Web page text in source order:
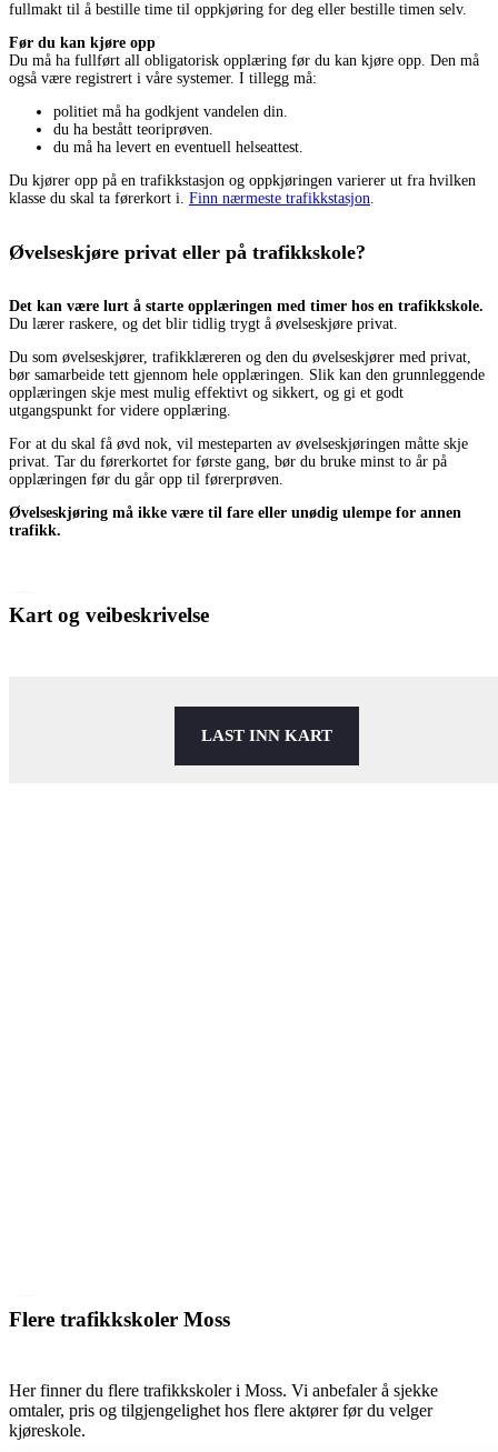
fullmakt til å bestille time til oppkjøring for deg eller bestille timen selv.
Før du kan kjøre opp
Du må ha fullført all obligatorisk opplæring før du kan kjøre opp. Den må
også være registrert i våre systemer. I tillegg må:
politiet må ha godkjent vandelen din.
du ha bestått teoriprøven.
du må ha levert en eventuell helseattest.
Du kjører opp på en trafikkstasjon og oppkjøringen varierer ut fra hvilken
klasse du skal ta førerkort i. Finn nærmeste trafikkstasjon
Øvelseskjøre privat eller på trafikkskole?
Det kan være lurt å starte opplæringen med timer hos en trafikkskole.
Du lærer raskere, og det blir tidlig trygt å øvelseskjøre privat.
Du som øvelseskjører, trafikklæreren og den du øvelseskjører med privat,
bør samarbeide tett gjennom hele opplæringen. Slik kan den grunnleggende
opplæringen skje mest mulig effektivt og sikkert, og gi et godt
utgangspunkt for videre opplæring.
For at du skal få øvd nok, vil mesteparten av øvelseskjøringen måtte skje
privat. Tar du førerkortet for første gang, bør du bruke minst to år på
opplæringen før du går opp til førerprøven.
Øvelseskjøring må ikke være til fare eller unødig ulempe for annen
trafikk.
Kart og veibeskrivelse
LAST INN KART
Flere trafikkskoler Moss
Her finner du flere trafikkskoler i Moss. Vi anbefaler å sjekke
omtaler, pris og tilgjengelighet hos flere aktører før du velger
kjøreskole.